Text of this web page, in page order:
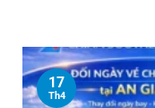
17
Th4